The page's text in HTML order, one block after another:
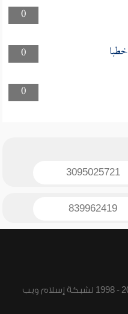
0
0
0
3095025721
839962419